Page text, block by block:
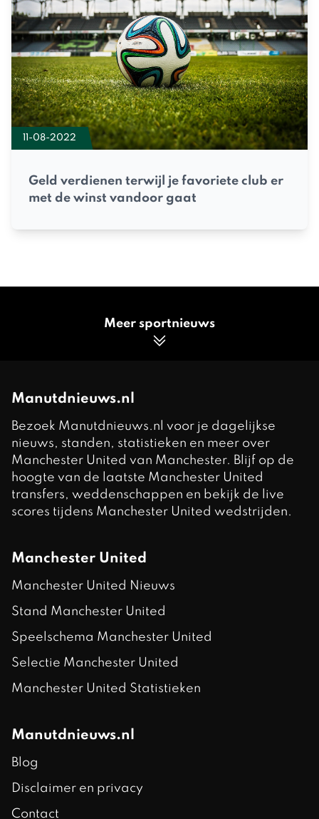
11-08-2022
Geld verdienen terwijl je favoriete club er
met de winst vandoor gaat
Meer sportnieuws
Manutdnieuws.nl
Bezoek Manutdnieuws.nl voor je dagelijkse
nieuws, standen, statistieken en meer over
Manchester United van Manchester. Blijf op de
hoogte van de laatste Manchester United
transfers, weddenschappen en bekijk de live
scores tijdens Manchester United wedstrijden.
Manchester United
Manchester United Nieuws
Stand Manchester United
Speelschema Manchester United
Selectie Manchester United
Manchester United Statistieken
Manutdnieuws.nl
Blog
Disclaimer en privacy
Contact